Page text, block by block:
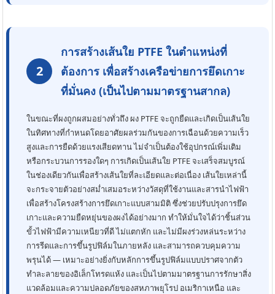
2
การสร้างเส้นใย PTFE ในตำแหน่งที่
ต้องการ เพื่อสร้างเครือข่ายการยึดเกาะ
ที่มั่นคง (เป็นไปตามมาตรฐานสากล)
ในขณะที่ผงถูกผสมอย่างทั่วถึง ผง PTFE จะถูกยืดและเกิดเป็นเส้นใย
ในทิศทางที่กำหนดโดยอาศัยผลร่วมกันของการเฉือนด้วยความเร็ว
สูงและการยืดด้วยแรงเสียดทาน ไม่จำเป็นต้องใช้อุปกรณ์เพิ่มเติม
หรือกระบวนการรองใดๆ การเกิดเป็นเส้นใย PTFE จะเสร็จสมบูรณ์
ในช่องเดียวกันเพื่อสร้างเส้นใยที่ละเอียดและต่อเนื่อง เส้นใยเหล่านี้
จะกระจายตัวอย่างสม่ำเสมอระหว่างวัสดุที่ใช้งานและสารนำไฟฟ้า
เพื่อสร้างโครงสร้างการยึดเกาะแบบสามมิติ ซึ่งช่วยปรับปรุงการยึด
เกาะและความยืดหยุ่นของผงได้อย่างมาก ทำให้มั่นใจได้ว่าชิ้นส่วน
ขั้วไฟฟ้ามีความเหนียวที่ดี ไม่แตกหัก และไม่มีผงร่วงหล่นระหว่าง
การรีดและการขึ้นรูปฟิล์มในภายหลัง และสามารถควบคุมความ
พรุนได้ — เหมาะอย่างยิ่งกับหลักการขึ้นรูปฟิล์มแบบปราศจากตัว
ทำละลายของอิเล็กโทรดแห้ง และเป็นไปตามมาตรฐานการรักษาสิ่ง
แวดล้อมและความปลอดภัยของสหภาพยุโรป อเมริกาเหนือ และ